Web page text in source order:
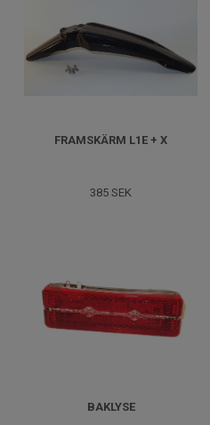
FRAMSKÄRM L1E + X
385 SEK
BAKLYSE